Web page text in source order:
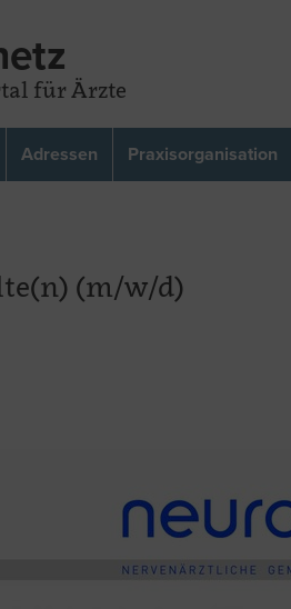
für Ärzte
Adressen Praxisorganisation
(m/w/d)